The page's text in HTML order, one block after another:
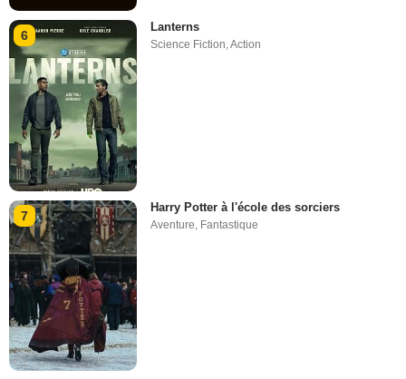
6
Lanterns
Science Fiction,Action
7
Harry Potter à l'école des sorciers
Aventure Fantastique